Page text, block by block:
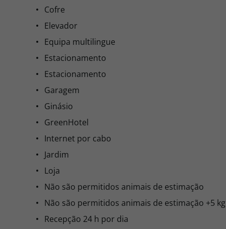
Cofre
Elevador
Equipa multilingue
Estacionamento
Estacionamento
Garagem
Ginásio
GreenHotel
Internet por cabo
Jardim
Loja
Não são permitidos animais de estimação
Não são permitidos animais de estimação +5 kg
Recepção 24 h por dia